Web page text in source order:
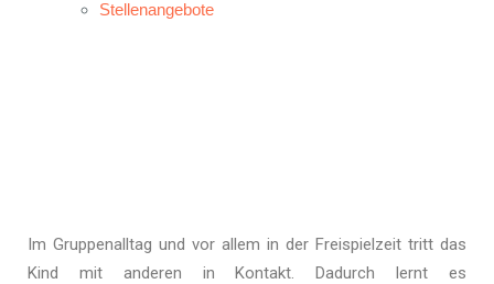
Stellenangebote
Im Gruppenalltag und vor allem in der Freispielzeit tritt das
Kind mit anderen in Kontakt. Dadurch lernt es